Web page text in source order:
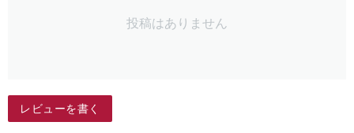
投稿はありません
レビューを書く